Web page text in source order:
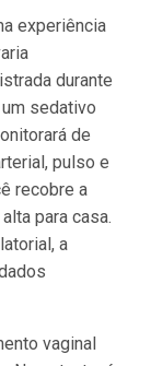
experiência
durante
sedativo
de
pulso e
recobre a
para casa.
a
vaginal